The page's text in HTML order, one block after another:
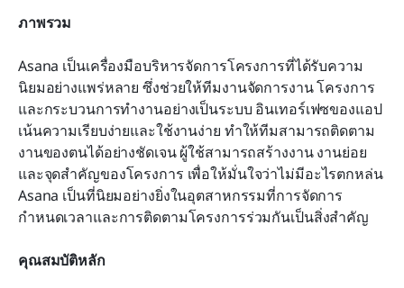
ภาพรวม
Asana เป็นเครื่องมือบริหารจัดการโครงการที่ได้รับความ
นิยมอย่างแพร่หลาย ซึ่งช่วยให้ทีมงานจัดการงาน โครงการ
และกระบวนการทำงานอย่างเป็นระบบ อินเทอร์เฟซของแอป
เน้นความเรียบง่ายและใช้งานง่าย ทำให้ทีมสามารถติดตาม
งานของตนได้อย่างชัดเจน ผู้ใช้สามารถสร้างงาน งานย่อย
และจุดสำคัญของโครงการ เพื่อให้มั่นใจว่าไม่มีอะไรตกหล่น
Asana เป็นที่นิยมอย่างยิ่งในอุตสาหกรรมที่การจัดการ
กำหนดเวลาและการติดตามโครงการร่วมกันเป็นสิ่งสำคัญ
คุณสมบัติหลัก